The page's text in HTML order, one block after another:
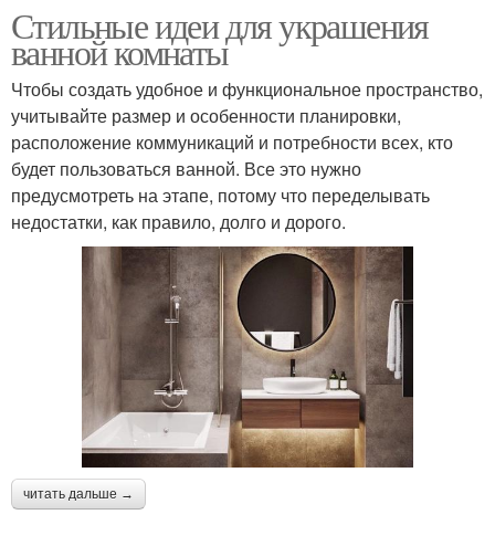
Стильные идеи для украшения
ванной комнаты
Чтобы создать удобное и функциональное пространство,
учитывайте размер и особенности планировки,
расположение коммуникаций и потребности всех, кто
будет пользоваться ванной. Все это нужно
предусмотреть на этапе, потому что переделывать
недостатки, как правило, долго и дорого.
читать дальше →